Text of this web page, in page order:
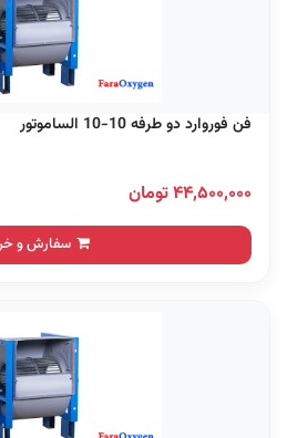
فن فوروارد دو طرفه 10-10 الساموتور
۴۴,۵۰۰,۰۰۰ تومان
سفارش و